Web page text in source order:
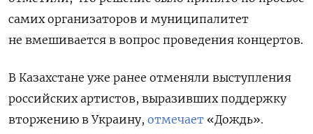
самих организаторов и муниципалитет
не вмешивается в вопрос проведения концертов.
В Казахстане уже ранее отменяли выступления
российских артистов, выразивших поддержку
вторжению в Украину, отмечает «Дождь».